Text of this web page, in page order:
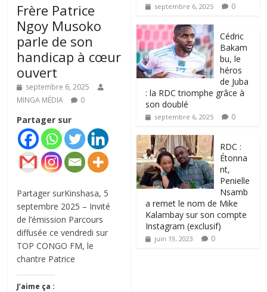
Frère Patrice
Ngoy Musoko
parle de son
handicap à cœur
ouvert
septembre 6, 2025
MINGA MÉDIA
0
Partager sur
Partager surKinshasa, 5
septembre 2025 – Invité
de l’émission Parcours
diffusée ce vendredi sur
TOP CONGO FM, le
chantre Patrice
J’aime ça :
septembre 6, 2025 0
‎Cédric
Bakam
bu, le
héros
de Juba
: la RDC triomphe grâce à
son doublé
septembre 6, 2025 0
RDC :
Étonna
nt,
Penielle
Nsamb
a remet le nom de Mike
Kalambay sur son compte
Instagram (exclusif)
juin 19, 2023 0